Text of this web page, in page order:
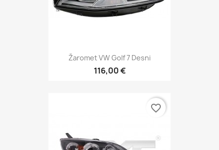
Žaromet VW Golf 7 Desni
116,00 €
favorite_border